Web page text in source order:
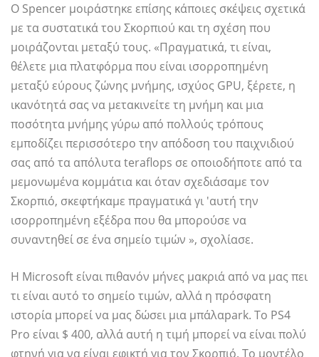
Ο Spencer μοιράστηκε επίσης κάποιες σκέψεις σχετικά
με τα συστατικά του Σκορπιού και τη σχέση που
μοιράζονται μεταξύ τους. «Πραγματικά, τι είναι,
θέλετε μια πλατφόρμα που είναι ισορροπημένη
μεταξύ εύρους ζώνης μνήμης, ισχύος GPU, ξέρετε, η
ικανότητά σας να μετακινείτε τη μνήμη και μια
ποσότητα μνήμης γύρω από πολλούς τρόπους
εμποδίζει περισσότερο την απόδοση του παιχνιδιού
σας από τα απόλυτα teraflops σε οποιοδήποτε από τα
μεμονωμένα κομμάτια και όταν σχεδιάσαμε τον
Σκορπιό, σκεφτήκαμε πραγματικά γι 'αυτή την
ισορροπημένη εξέδρα που θα μπορούσε να
συναντηθεί σε ένα σημείο τιμών », σχολίασε.
Η Microsoft είναι πιθανόν μήνες μακριά από να μας πει
τι είναι αυτό το σημείο τιμών, αλλά η πρόσφατη
ιστορία μπορεί να μας δώσει μια μπάλαpark. Το PS4
Pro είναι $ 400, αλλά αυτή η τιμή μπορεί να είναι πολύ
φτηνή για να είναι εφικτή για τον Σκορπιό. Το μοντέλο